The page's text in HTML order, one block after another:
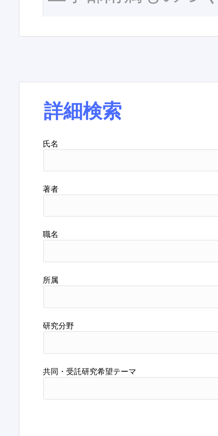
詳細検索
氏名
著者
職名
所属
研究分野
共同・受託研究希望テーマ